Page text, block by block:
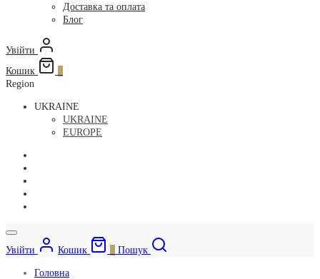
Доставка та оплата
Блог
Увійти
Кошик
Region
UKRAINE
UKRAINE
EUROPE
Увійти Кошик Пошук
Головна